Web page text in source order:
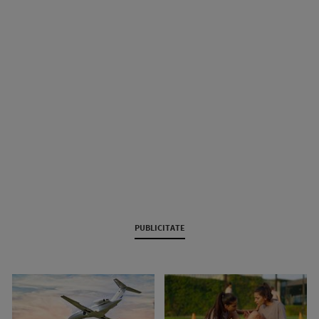
PUBLICITATE